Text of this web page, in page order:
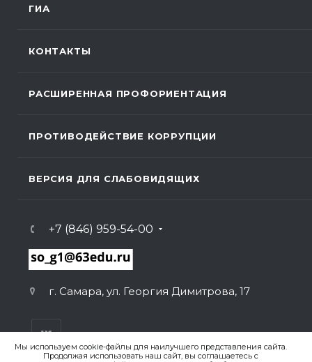
Мы используем cookie-файлы для наилучшего представления сайта.
Продолжая использовать наш сайт, вы соглашаетесь с
ГИА
КОНТАКТЫ
РАСШИРЕННАЯ ПРОФОРИЕНТАЦИЯ
ПРОТИВОДЕЙСТВИЕ КОРРУПЦИИ
ВЕРСИЯ ДЛЯ СЛАБОВИДЯЩИХ
+7 (846) 959-54-00
г. Самара, ул. Георгия Димитрова, 17